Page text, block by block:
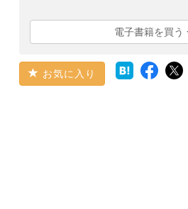
電子書籍を買う
お気に入り